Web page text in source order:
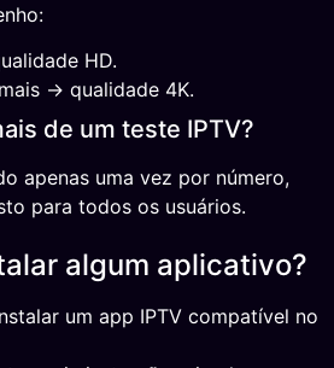
HD.
→ qualidade 4K.
de um teste IPTV?
apenas uma vez por número,
para todos os usuários.
algum aplicativo?
um app IPTV compatível no